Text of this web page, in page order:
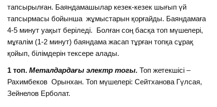
тапсырылған. Баяндамашылар кезек-кезек шығып үй
тапсырмасы бойынша жұмыстарын қорғайды. Баяндамаға
4-5 минут уақыт беріледі. Болған соң басқа топ мүшелері,
мұғалім (1-2 минут) баяндама жасап тұрған топқа сұрақ
қойып, білімдерін тексере алады.
1 топ. Металдардағы электр тогы. Топ жетекшісі –
Рахимбеков Орынхан. Топ мүшелері: Сейтханова Гүлсая,
Зейнелов Ерболат.